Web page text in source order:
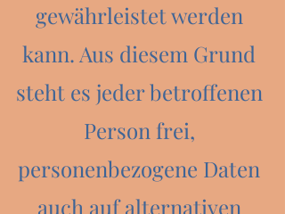
gewährleistet werden
kann. Aus diesem Grund
steht es jeder betroffenen
Person frei,
personenbezogene Daten
auch auf alternativen